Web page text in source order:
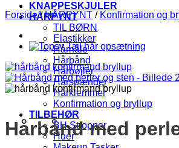
KNAPPESKJULER
HÅRPYNT
TIL BØRN
Elastikker
Hårnåle
Hårbånd
Hårbøjler
Hårspænder
Hårklemmer
Konfirmation og bryllup
TILBEHØR
BH Stropper
Huer
Forside / HÅRPYNT / Konfirmation og
Hårbånd med